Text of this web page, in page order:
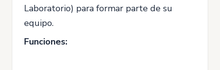
Laboratorio) para formar parte de su
equipo.
Funciones: